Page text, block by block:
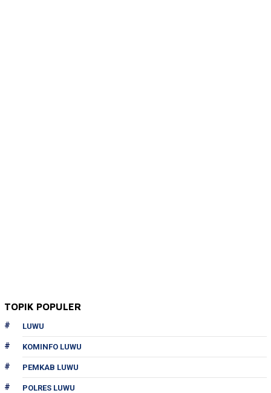
TOPIK POPULER
LUWU
KOMINFO LUWU
PEMKAB LUWU
POLRES LUWU